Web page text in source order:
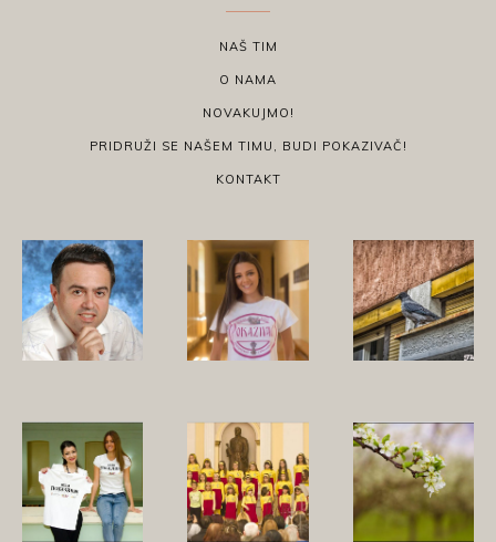
NAŠ TIM
O NAMA
NOVAKUJMO!
PRIDRUŽI SE NAŠEM TIMU, BUDI POKAZIVAČ!
KONTAKT